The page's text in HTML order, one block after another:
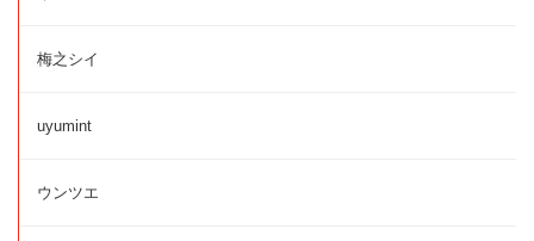
梅之シイ
uyumint
ウンツエ